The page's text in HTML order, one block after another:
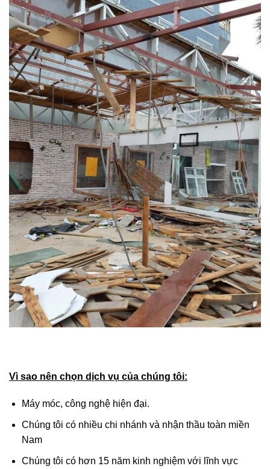
Vì sao nên chọn dịch vụ của chúng tôi:
Máy móc, công nghệ hiện đại.
Chúng tôi có nhiều chi nhánh và nhận thầu toàn miền
Nam
Chúng tôi có hơn 15 năm kinh nghiệm với lĩnh vực